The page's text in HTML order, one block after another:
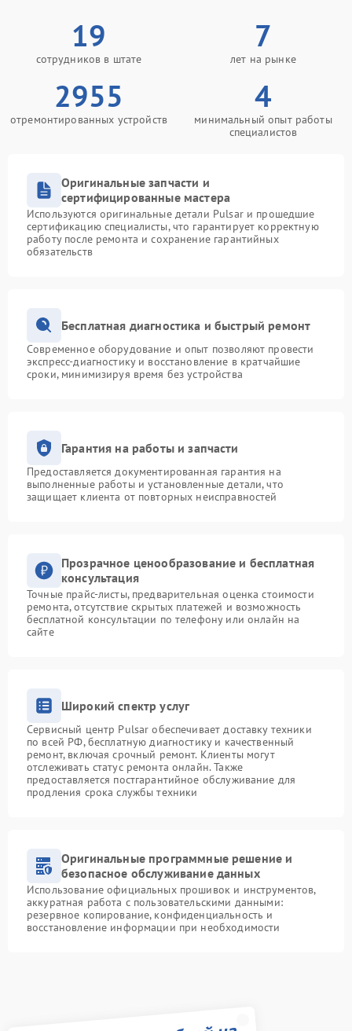
19
сотрудников в штате
7
лет на рынке
2955
отремонтированных устройств
4
минимальный опыт работы
специалистов
Оригинальные запчасти и
сертифицированные мастера
Используются оригинальные детали Pulsar и прошедшие
сертификацию специалисты, что гарантирует корректную
работу после ремонта и сохранение гарантийных
обязательств
Бесплатная диагностика и быстрый ремонт
Современное оборудование и опыт позволяют провести
экспресс-диагностику и восстановление в кратчайшие
сроки, минимизируя время без устройства
Гарантия на работы и запчасти
Предоставляется документированная гарантия на
выполненные работы и установленные детали, что
защищает клиента от повторных неисправностей
Прозрачное ценообразование и бесплатная
консультация
Точные прайс-листы, предварительная оценка стоимости
ремонта, отсутствие скрытых платежей и возможность
бесплатной консультации по телефону или онлайн на
сайте
Широкий спектр услуг
Сервисный центр Pulsar обеспечивает доставку техники
по всей РФ, бесплатную диагностику и качественный
ремонт, включая срочный ремонт. Клиенты могут
отслеживать статус ремонта онлайн. Также
предоставляется постгарантийное обслуживание для
продления срока службы техники
Оригинальные программные решение и
безопасное обслуживание данных
Использование официальных прошивок и инструментов,
аккуратная работа с пользовательскими данными:
резервное копирование, конфиденциальность и
восстановление информации при необходимости